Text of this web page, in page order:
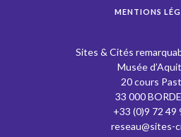
MENTIONS
Sites & Cités
Musée
20 cours
33 000
+33 (0)9 72 49
reseau@sites-